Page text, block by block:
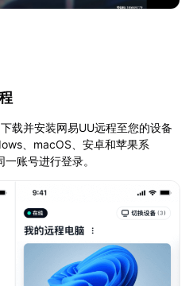
载并安装网易UU远程至您的设备
、macOS、安卓和苹果系
账号进行登录。